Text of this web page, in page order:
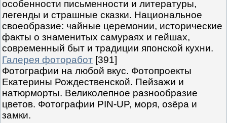
особенности письменности и литературы,
легенды и страшные сказки. Национальное
своеобразие: чайные церемонии, исторические
факты о знаменитых самураях и гейшах,
современный быт и традиции японской кухни.
Галерея фоторабот [391]
Фотографии на любой вкус. Фотопроекты
Екатерины Рождественской. Пейзажи и
натюрморты. Великолепное разнообразие
цветов. Фотографии PIN-UP, моря, озёра и
замки.